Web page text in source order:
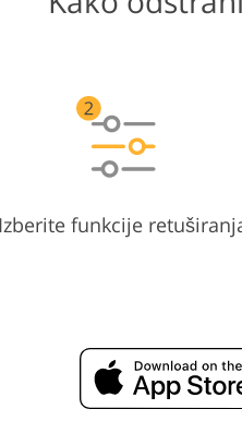
Izberite funkcije